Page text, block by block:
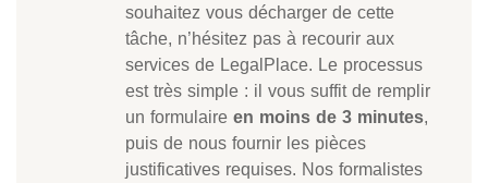
souhaitez vous décharger de cette
tâche, n’hésitez pas à recourir aux
services de LegalPlace. Le processus
est très simple : il vous suffit de remplir
un formulaire en moins de 3 minutes,
puis de nous fournir les pièces
justificatives requises. Nos formalistes